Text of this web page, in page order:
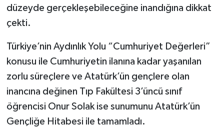
düzeyde gerçekleşebileceğine inandığına dikkat
çekti.
Türkiye’nin Aydınlık Yolu “Cumhuriyet Değerleri”
konusu ile Cumhuriyetin ilanına kadar yaşanılan
zorlu süreçlere ve Atatürk’ün gençlere olan
inancına değinen Tıp Fakültesi 3’üncü sınıf
öğrencisi Onur Solak ise sunumunu Atatürk’ün
Gençliğe Hitabesi ile tamamladı.